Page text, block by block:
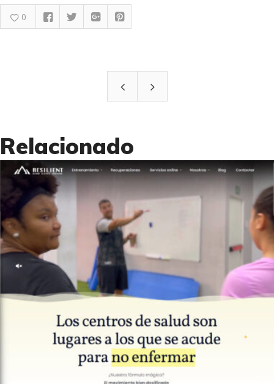
0
Relacionado
Páginas Web